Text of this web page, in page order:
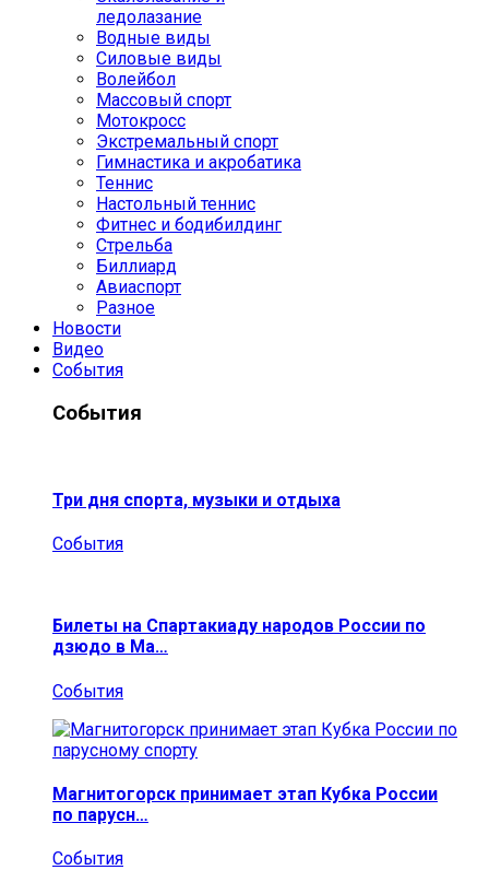
ледолазание
Водные виды
Силовые виды
Волейбол
Массовый спорт
Мотокросс
Экстремальный спорт
Гимнастика и акробатика
Теннис
Настольный теннис
Фитнес и бодибилдинг
Стрельба
Биллиард
Авиаспорт
Разное
Новости
Видео
События
События
Три дня спорта, музыки и отдыха
События
Билеты на Спартакиаду народов России по
дзюдо в Ма…
События
Магнитогорск принимает этап Кубка России
по парусн…
События